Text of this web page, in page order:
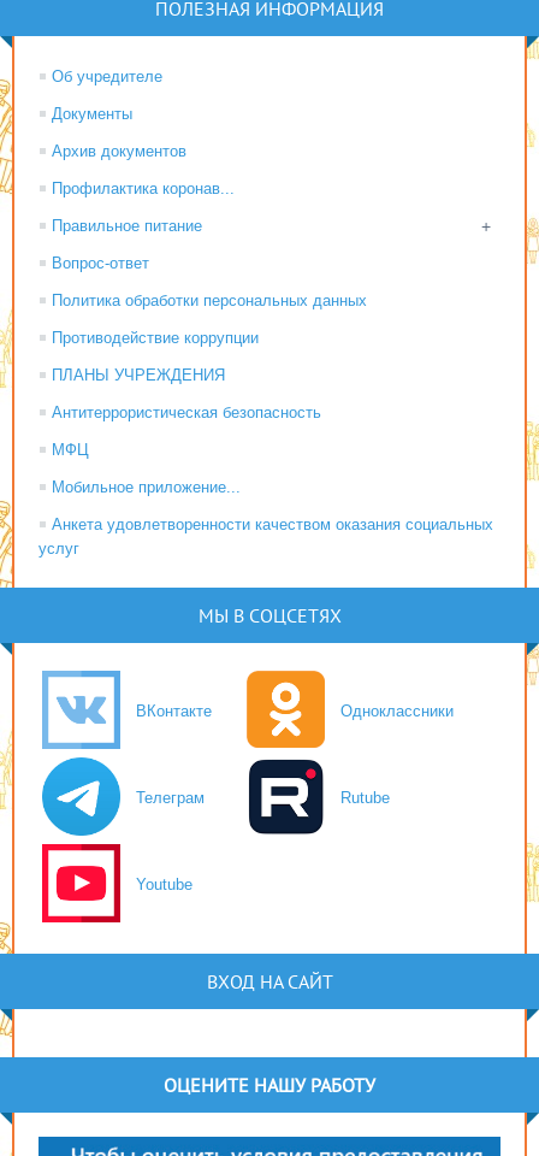
ПОЛЕЗНАЯ ИНФОРМАЦИЯ
Об учредителе
Документы
Архив документов
Профилактика коронав...
+
Правильное питание
Вопрос-ответ
Политика обработки персональных данных
Противодействие коррупции
ПЛАНЫ УЧРЕЖДЕНИЯ
Антитеррористическая безопасность
МФЦ
Мобильное приложение...
Анкета удовлетворенности качеством оказания социальных
услуг
МЫ В СОЦСЕТЯХ
ВКонтакте Одноклассники
Телеграм Rutube
Youtube
ВХОД НА САЙТ
ОЦЕНИТЕ НАШУ РАБОТУ